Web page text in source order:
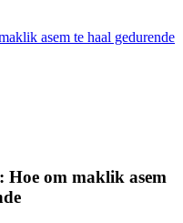
asem te haal gedurende
Hoe om maklik asem